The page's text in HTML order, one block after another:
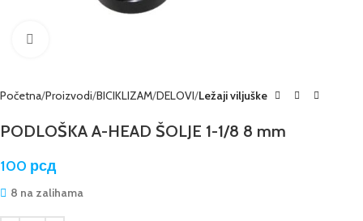
Početna Proizvodi BICIKLIZAM DELOVI Ležaji viljuške
PODLOŠKA A-HEAD ŠOLJE 1-1/8 8 mm
100 рсд
8 na zalihama